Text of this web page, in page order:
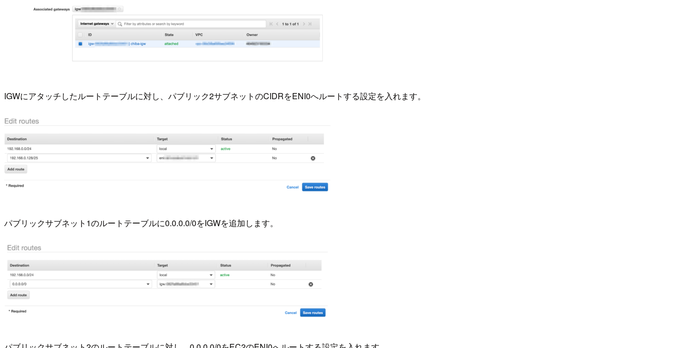
IGWにアタッチしたルートテーブルに対し、パブリック2サブネットのCIDRをENI0へルートする設定を入れます。
パブリックサブネット1のルートテーブルに0.0.0.0/0をIGWを追加します。